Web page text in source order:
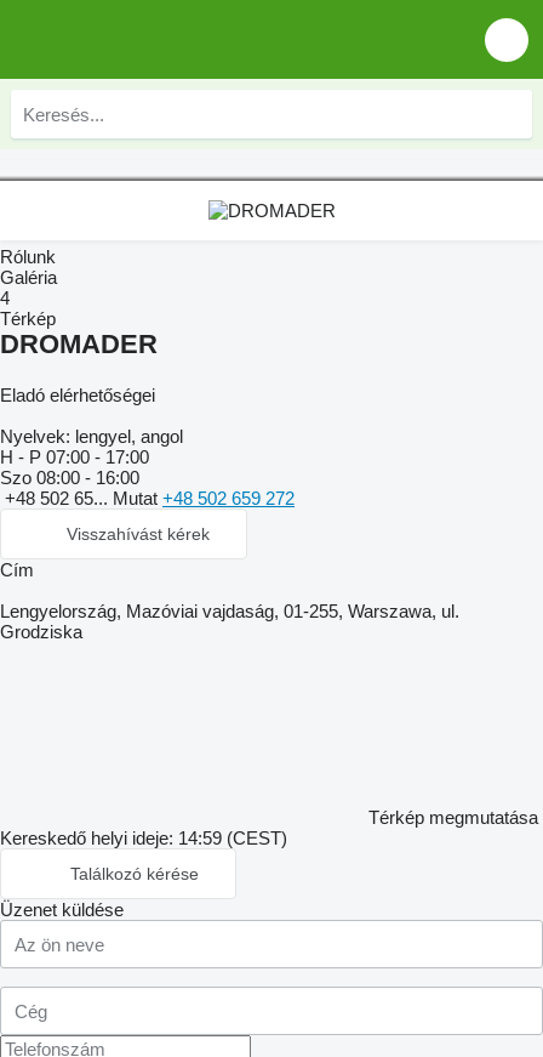
Rólunk
Galéria
4
Térkép
DROMADER
Eladó elérhetőségei
Nyelvek: lengyel, angol
H - P 07:00 - 17:00
Szo 08:00 - 16:00
+48 502 65... Mutat +48 502 659 272
Visszahívást kérek
Сím
Lengyelország, Mazóviai vajdaság, 01-255, Warszawa, ul.
Grodziska
Térkép megmutatása
Kereskedő helyi ideje: 14:59 (CEST)
Találkozó kérése
Üzenet küldése